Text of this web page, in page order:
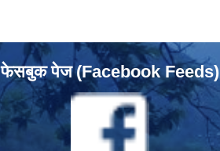
फेसबुक पेज (Facebook Feeds)